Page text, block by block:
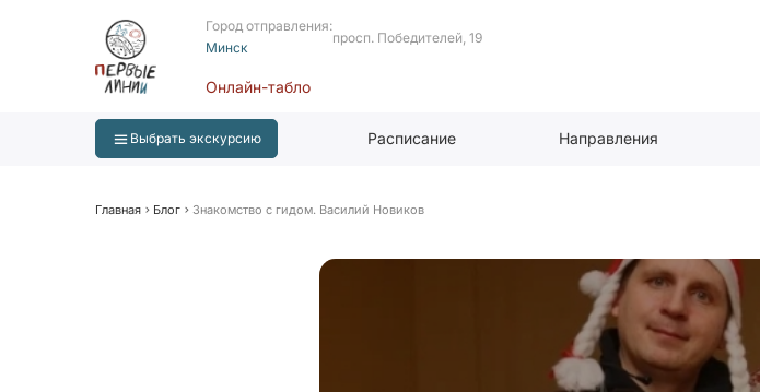
Город отправления:
Минск
просп. Победителей, 19
Онлайн-табло
Выбрать экскурсию Расписание Направления
Главная Блог Знакомство с гидом. Василий Новиков